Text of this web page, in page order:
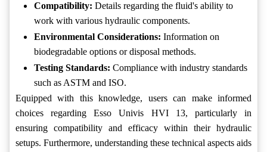
Compatibility: Details regarding the fluid's ability to
work with various hydraulic components.
Environmental Considerations: Information on
biodegradable options or disposal methods.
Testing Standards: Compliance with industry standards
such as ASTM and ISO.
Equipped with this knowledge, users can make informed
choices regarding Esso Univis HVI 13, particularly in
ensuring compatibility and efficacy within their hydraulic
setups. Furthermore, understanding these technical aspects aids